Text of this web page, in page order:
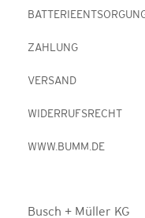
ZAHLUNG
VERSAND
WIDERRUFSRECHT
WWW.BUMM.DE
Busch + Müller KG